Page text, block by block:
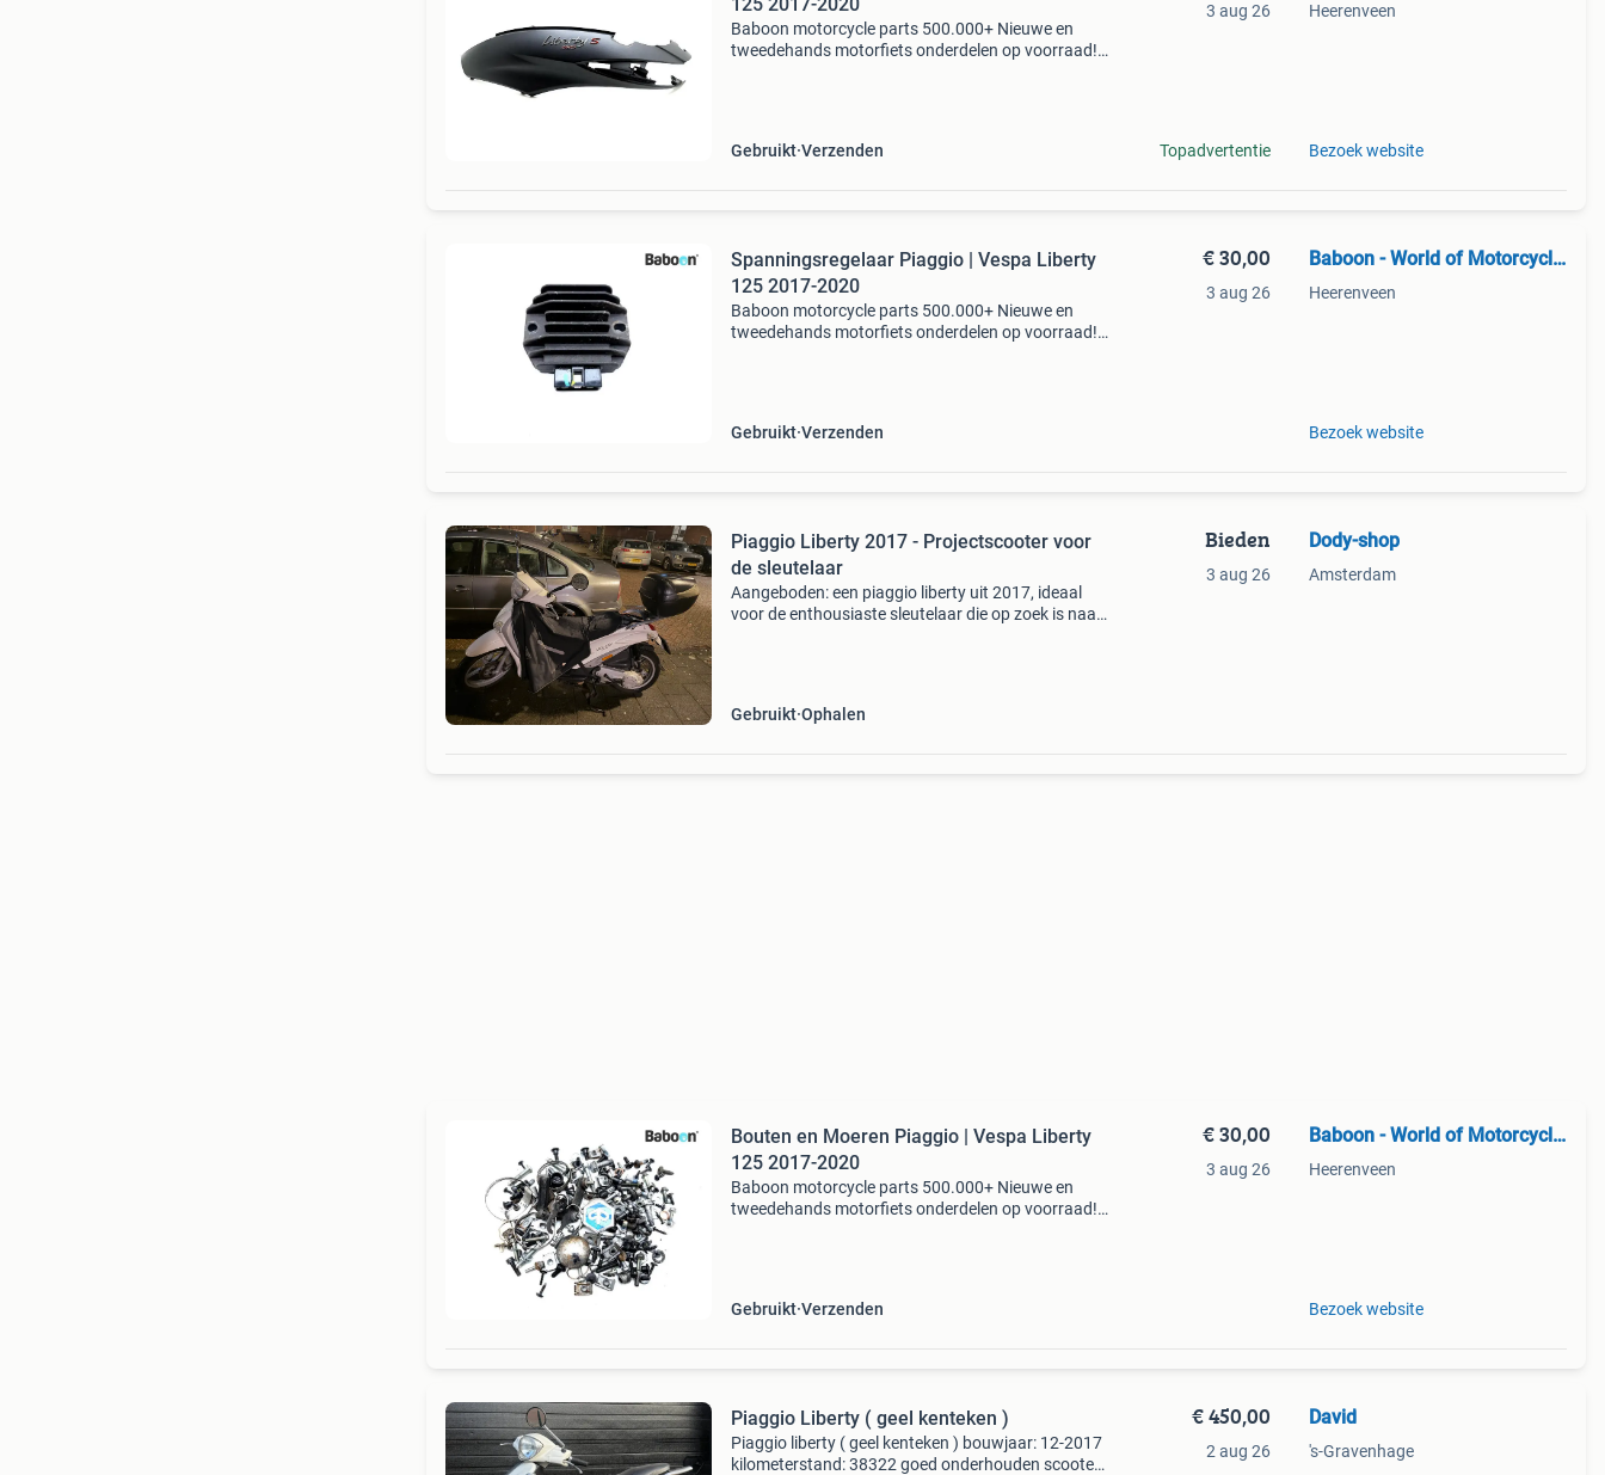
Baboon motorcycle parts 500.000+ Nieuwe en
tweedehands motorfiets onderdelen op voorraad!
Gebruikt Verzenden
3 aug 26
Topadvertentie
Heerenveen
Bezoek website
Spanningsregelaar Piaggio | Vespa Liberty
125 2017-2020
Baboon motorcycle parts 500.000+ Nieuwe en
tweedehands motorfiets onderdelen op voorraad!
Gebruikt Verzenden
€ 30,00
3 aug 26
Baboon - World of Motorcycle Parts
Heerenveen
Bezoek website
Piaggio Liberty 2017 - Projectscooter voor
de sleutelaar
Aangeboden: een piaggio liberty uit 2017, ideaal
voor de enthousiaste sleutelaar die op zoek is naar
Gebruikt Ophalen
Bieden
3 aug 26
Dody-shop
Amsterdam
Bouten en Moeren Piaggio | Vespa Liberty
125 2017-2020
Baboon motorcycle parts 500.000+ Nieuwe en
tweedehands motorfiets onderdelen op voorraad!
Gebruikt Verzenden
€ 30,00
3 aug 26
Baboon - World of Motorcycle Parts
Heerenveen
Bezoek website
Piaggio Liberty ( geel kenteken )
Piaggio liberty ( geel kenteken ) bouwjaar: 12-2017
kilometerstand: 38322 goed onderhouden scooter
€ 450,00
2 aug 26
David
's-Gravenhage